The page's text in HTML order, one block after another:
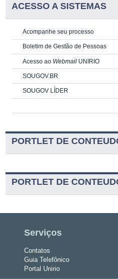
ACESSO A SISTEMAS
Acompanhe seu processo
Boletim de Gestão de Pessoas
Acesso ao Webmail UNIRIO
SOUGOV.BR
SOUGOV LÍDER
PORTLET DE
PORTLET DE
Serviços
Contatos
Guia Telefônico
Portal Unirio